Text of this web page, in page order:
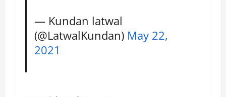
— Kundan latwal
(@LatwalKundan) May 22,
2021